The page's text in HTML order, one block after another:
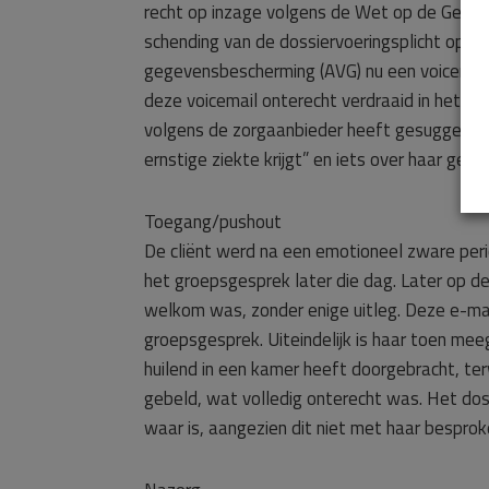
recht op inzage volgens de Wet op de
schending van de dossiervoeringsplicht op
gegevensbescherming (AVG) nu een
deze voicemail onterecht verdraaid in het
volgens de zorgaanbieder heeft
ernstige ziekte krijgt” en iets over haar
Toegang/pushout
De cliënt werd na een emotioneel zware
het groepsgesprek later die dag. Later op
welkom was, zonder enige uitleg. Deze e-
groepsgesprek. Uiteindelijk is haar toen
huilend in een kamer heeft doorgebracht,
gebeld, wat volledig onterecht was. Het
waar is, aangezien dit niet met haar